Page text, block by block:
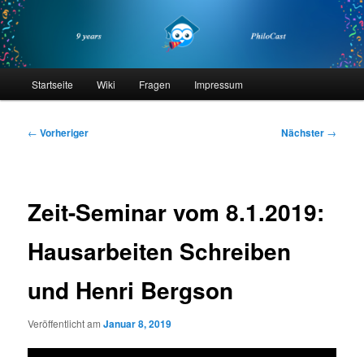
Zum
primären
Inhalt
springenphilocast
Startseite Wiki Fragen Impressum
Beitragsnavigation
← Vorheriger Nächster →
Zeit-Seminar vom 8.1.2019:
Hausarbeiten Schreiben
und Henri Bergson
Veröffentlicht amJanuar 8, 2019